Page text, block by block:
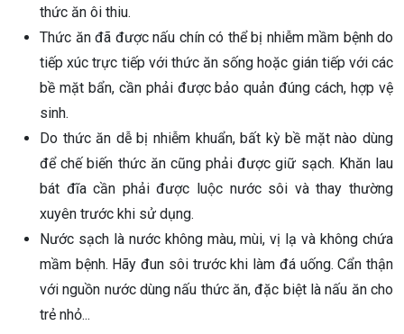
thức ăn ôi thiu.
Thức ăn đã được nấu chín có thể bị nhiễm mầm bệnh do
tiếp xúc trực tiếp với thức ăn sống hoặc gián tiếp với các
bề mặt bẩn, cần phải được bảo quản đúng cách, hợp vệ
sinh.
Do thức ăn dễ bị nhiễm khuẩn, bất kỳ bề mặt nào dùng
để chế biến thức ăn cũng phải được giữ sạch. Khăn lau
bát đĩa cần phải được luộc nước sôi và thay thường
xuyên trước khi sử dụng.
Nước sạch là nước không màu, mùi, vị lạ và không chứa
mầm bệnh. Hãy đun sôi trước khi làm đá uống. Cẩn thận
với nguồn nước dùng nấu thức ăn, đặc biệt là nấu ăn cho
trẻ nhỏ...